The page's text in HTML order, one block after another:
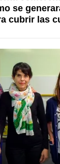
se
cubrir las